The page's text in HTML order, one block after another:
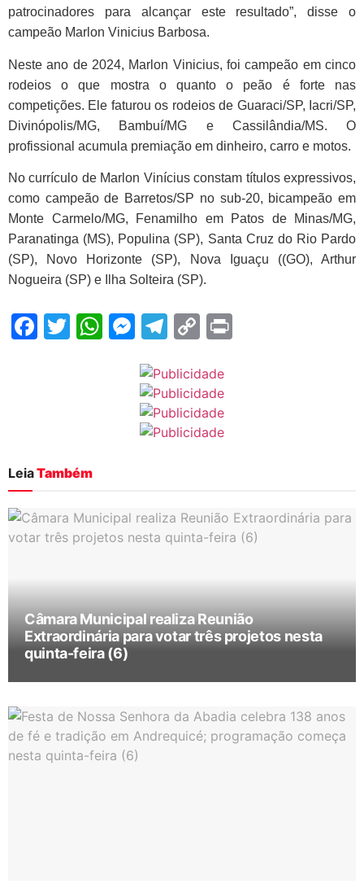
patrocinadores para alcançar este resultado”, disse o
campeão Marlon Vinicius Barbosa.
Neste ano de 2024, Marlon Vinicius, foi campeão em cinco
rodeios o que mostra o quanto o peão é forte nas
competições. Ele faturou os rodeios de Guaraci/SP, Iacri/SP,
Divinópolis/MG, Bambuí/MG e Cassilândia/MS. O
profissional acumula premiação em dinheiro, carro e motos.
No currículo de Marlon Vinícius constam títulos expressivos,
como campeão de Barretos/SP no sub-20, bicampeão em
Monte Carmelo/MG, Fenamilho em Patos de Minas/MG,
Paranatinga (MS), Populina (SP), Santa Cruz do Rio Pardo
(SP), Novo Horizonte (SP), Nova Iguaçu ((GO), Arthur
Nogueira (SP) e Ilha Solteira (SP).
Facebook
Twitter
WhatsApp
Messenger
Telegram
Copy
LeiaTambém
Câmara Municipal realiza Reunião
Extraordinária para votar três projetos nesta
quinta-feira (6)